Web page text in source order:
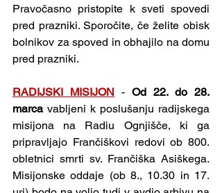
Pravočasno pristopite k sveti spovedi
pred prazniki. Sporočite, če želite obisk
bolnikov za spoved in obhajilo na domu
pred prazniki.
RADIJSKI MISIJON - Od 22. do 28.
marca vabljeni k poslušanju radijskega
misijona na Radiu Ognjišče, ki ga
pripravljajo Frančiškovi redovi ob 800.
obletnici smrti sv. Frančiška Asiškega.
Misijonske oddaje (ob 8., 10.30 in 17.